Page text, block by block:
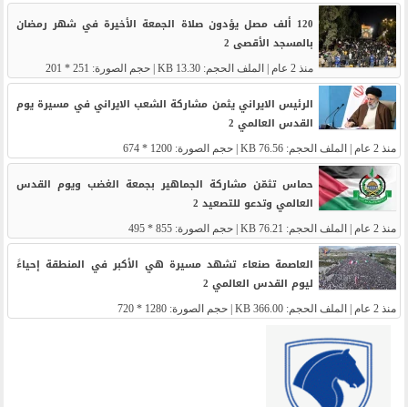
120 ألف مصل يؤدون صلاة الجمعة الأخيرة في شهر رمضان
بالمسجد الأقصى 2
منذ 2 عام | الملف الحجم: 13.30 KB | حجم الصورة: 251 * 201
الرئيس الايراني يثمن مشاركة الشعب الايراني في مسيرة يوم
القدس العالمي 2
منذ 2 عام | الملف الحجم: 76.56 KB | حجم الصورة: 1200 * 674
حماس تثمّن مشاركة الجماهير بجمعة الغضب ويوم القدس
العالمي وتدعو للتصعيد 2
منذ 2 عام | الملف الحجم: 76.21 KB | حجم الصورة: 855 * 495
العاصمة صنعاء تشهد مسيرة هي الأكبر في المنطقة إحياءً
ليوم القدس العالمي 2
منذ 2 عام | الملف الحجم: 366.00 KB | حجم الصورة: 1280 * 720